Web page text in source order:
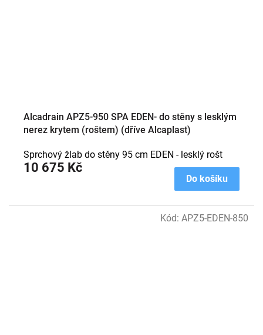
Alcadrain APZ5-950 SPA EDEN- do stěny s lesklým
nerez krytem (roštem) (dříve Alcaplast)
10 675 Kč
Do košíku
Sprchový žlab do stěny 95 cm EDEN - lesklý rošt
Kód: APZ5-EDEN-850